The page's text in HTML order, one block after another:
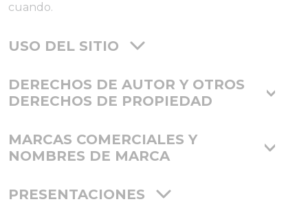
cuando.
USO DEL SITIO
DERECHOS DE AUTOR Y OTROS
DERECHOS DE PROPIEDAD
MARCAS COMERCIALES Y
NOMBRES DE MARCA
PRESENTACIONES